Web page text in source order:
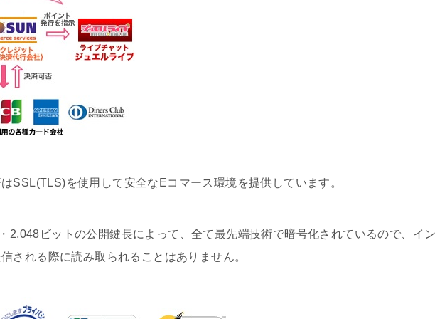
SSL(TLS)を使用して安全なEコマース環境を提供しています。
2,048ビットの公開鍵長によって、全て最先端技術で暗号化されているので、イ
される際に読み取られることはありません。